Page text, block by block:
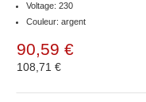
Voltage: 230
Couleur: argent
90,59 €
108,71 €